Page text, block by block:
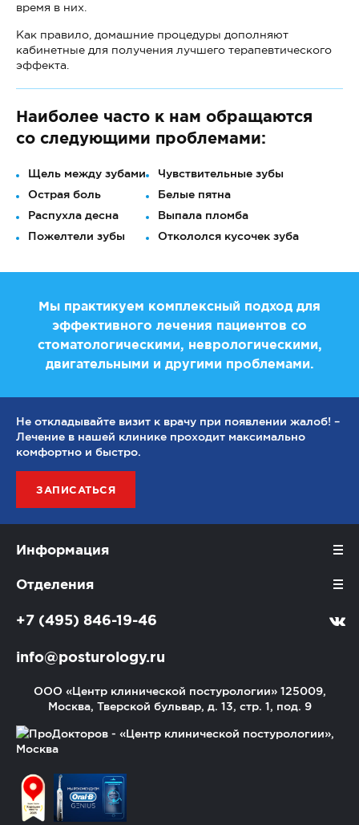
время в них.
Как правило, домашние процедуры дополняют
кабинетные для получения лучшего терапевтического
эффекта.
Наиболее часто к нам обращаются
со следующими проблемами:
Щель между зубами
Острая боль
Распухла десна
Пожелтели зубы
Чувствительные зубы
Белые пятна
Выпала пломба
Откололся кусочек зуба
Мы практикуем комплексный подход для
эффективного лечения пациентов со
стоматологическими, неврологическими,
двигательными и другими проблемами.
Не откладывайте визит к врачу при появлении жалоб! –
Лечение в нашей клинике проходит максимально
комфортно и быстро.
ЗАПИСАТЬСЯ
ООО «Центр клинической постурологии» 125009,
Москва, Тверской бульвар, д. 13, стр. 1, под. 9
Информация
Отделения
+7 (495) 846-19-46
info@posturology.ru